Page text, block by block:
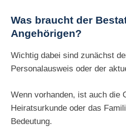
Was braucht der
Angehörigen?
Wichtig dabei sind zunächst
Personalausweis oder der
Wenn vorhanden, ist auch die
Heiratsurkunde oder das
Bedeutung.